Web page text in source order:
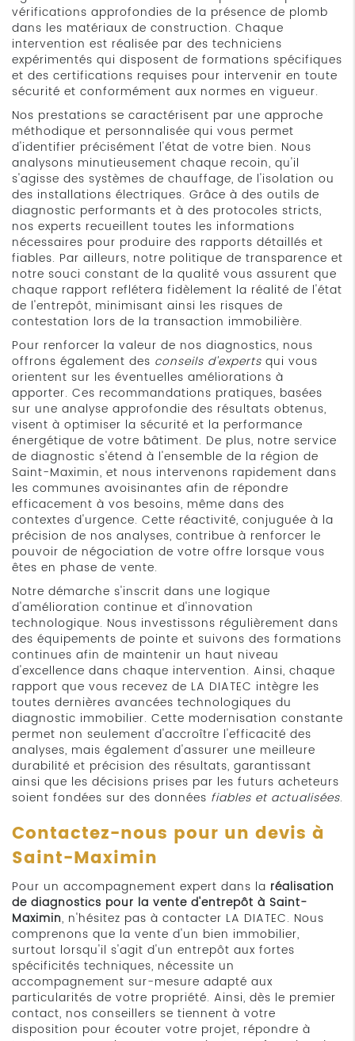
vérifications approfondies de la présence de plomb
dans les matériaux de construction. Chaque
intervention est réalisée par des techniciens
expérimentés qui disposent de formations spécifiques
et des certifications requises pour intervenir en toute
sécurité et conformément aux normes en vigueur.
Nos prestations se caractérisent par une approche
méthodique et personnalisée qui vous permet
d'identifier précisément l'état de votre bien. Nous
analysons minutieusement chaque recoin, qu'il
s'agisse des systèmes de chauffage, de l'isolation ou
des installations électriques. Grâce à des outils de
diagnostic performants et à des protocoles stricts,
nos experts recueillent toutes les informations
nécessaires pour produire des rapports détaillés et
fiables. Par ailleurs, notre politique de transparence et
notre souci constant de la qualité vous assurent que
chaque rapport reflétera fidèlement la réalité de l'état
de l'entrepôt, minimisant ainsi les risques de
contestation lors de la transaction immobilière.
Pour renforcer la valeur de nos diagnostics, nous
offrons également des conseils d'experts qui vous
orientent sur les éventuelles améliorations à
apporter. Ces recommandations pratiques, basées
sur une analyse approfondie des résultats obtenus,
visent à optimiser la sécurité et la performance
énergétique de votre bâtiment. De plus, notre service
de diagnostic s'étend à l'ensemble de la région de
Saint-Maximin, et nous intervenons rapidement dans
les communes avoisinantes afin de répondre
efficacement à vos besoins, même dans des
contextes d'urgence. Cette réactivité, conjuguée à la
précision de nos analyses, contribue à renforcer le
pouvoir de négociation de votre offre lorsque vous
êtes en phase de vente.
Notre démarche s'inscrit dans une logique
d'amélioration continue et d'innovation
technologique. Nous investissons régulièrement dans
des équipements de pointe et suivons des formations
continues afin de maintenir un haut niveau
d'excellence dans chaque intervention. Ainsi, chaque
rapport que vous recevez de LA DIATEC intègre les
toutes dernières avancées technologiques du
diagnostic immobilier. Cette modernisation constante
permet non seulement d'accroître l'efficacité des
analyses, mais également d'assurer une meilleure
durabilité et précision des résultats, garantissant
ainsi que les décisions prises par les futurs acheteurs
soient fondées sur des données fiables et actualisées.
Contactez-nous pour un devis à
Saint-Maximin
Pour un accompagnement expert dans la réalisation
de diagnostics pour la vente d'entrepôt à Saint-
Maximin, n'hésitez pas à contacter LA DIATEC. Nous
comprenons que la vente d'un bien immobilier,
surtout lorsqu'il s'agit d'un entrepôt aux fortes
spécificités techniques, nécessite un
accompagnement sur-mesure adapté aux
particularités de votre propriété. Ainsi, dès le premier
contact, nos conseillers se tiennent à votre
disposition pour écouter votre projet, répondre à